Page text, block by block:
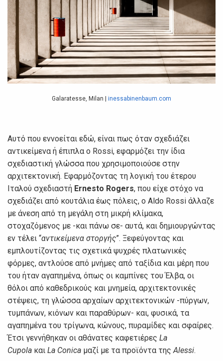
Galaratesse, Milan | inessabinenbaum.com
Αυτό που εννοείται εδώ, είναι πως όταν σχεδιάζει
αντικείμενα ή έπιπλα ο Rossi, εφαρμόζει την ίδια
σχεδιαστική γλώσσα που χρησιμοποιούσε στην
αρχιτεκτονική. Εφαρμόζοντας τη λογική του έτερου
Ιταλού σχεδιαστή Ernesto Rogers, που είχε στόχο να
σχεδιάζει από κουτάλια έως πόλεις, ο Aldo Rossi άλλαζε
με άνεση από τη μεγάλη στη μικρή κλίμακα,
στοχαζόμενος με -και πάνω σε- αυτά, και δημιουργώντας
εν τέλει “αντικείμενα στοργής”. Ξεφεύγοντας και
εμπλουτίζοντας τις σχετικά ψυχρές πλατωνικές
φόρμες, αντλούσε από μνήμες από ταξίδια και μέρη που
του ήταν αγαπημένα, όπως οι καμπίνες του Έλβα, οι
θόλοι από καθεδρικούς και μνημεία, αρχιτεκτονικές
στέψεις, τη γλώσσα αρχαίων αρχιτεκτονικών -πύργων,
τυμπάνων, κιόνων και παραθύρων- και, φυσικά, τα
αγαπημένα του τρίγωνα, κώνους, πυραμίδες και σφαίρες.
Έτσι γεννήθηκαν οι αθάνατες καφετιέρες La
Cupola και La Conica μαζί με τα προϊόντα τηςAlessi.